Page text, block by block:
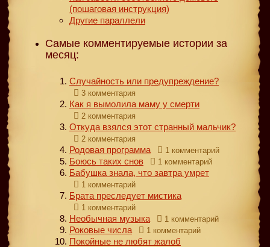
(пошаговая инструкция)
Другие параллели
Самые комментируемые истории за
месяц:
Случайность или предупреждение?
3 комментария
Как я вымолила маму у смерти
2 комментария
Откуда взялся этот странный мальчик?
2 комментария
Родовая программа 1 комментарий
Боюсь таких снов 1 комментарий
Бабушка знала, что завтра умрет
1 комментарий
Брата преследует мистика
1 комментарий
Необычная музыка 1 комментарий
Роковые числа 1 комментарий
Покойные не любят жалоб